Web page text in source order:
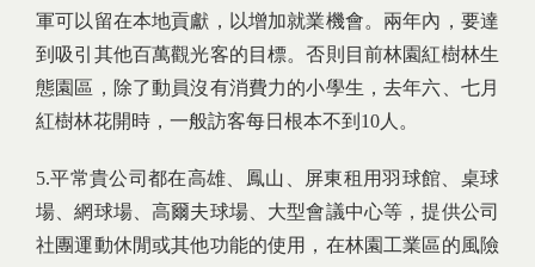
軍可以留在本地貢獻，以增加就業機會。兩年內，要達
到吸引其他百萬觀光客的目標。否則目前林園紅樹林生
態園區，除了動員沒有消費力的小學生，去年六、七月
紅樹林花開時，一般訪客每日根本不到10人。
5.平常貴公司都在高雄、鳳山、屏東租用羽球館、桌球
場、網球場、高爾夫球場、大型會議中心等，提供公司
社團運動休閒或其他功能的使用，在林園工業區的風險